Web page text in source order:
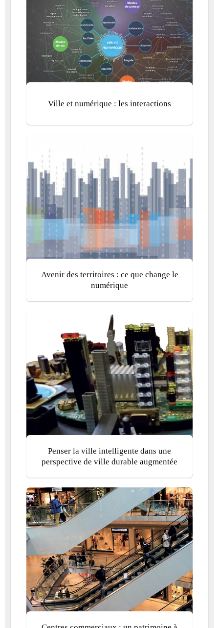
Ville et numérique : les interactions
Avenir des territoires : ce que change le
numérique
Penser la ville intelligente dans une
perspective de ville durable augmentée